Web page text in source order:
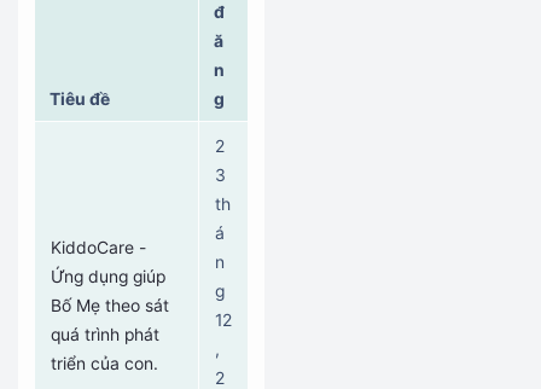
Tiêu đề
đ
ă
n
g
KiddoCare -
Ứng dụng giúp
Bố Mẹ theo sát
quá trình phát
triển của con.
2
3
th
á
n
g
12
,
2